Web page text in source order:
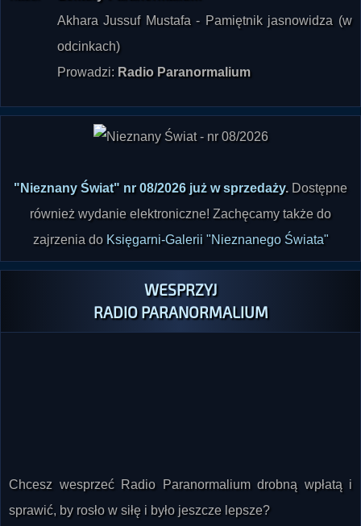
odcinkach)
Prowadzi:Radio Paranormalium
również wydanie elektroniczne! Zachęcamy także do
zajrzenia doKsięgarni-Galerii "Nieznanego Świata"
WESPRZYJ
RADIO PARANORMALIUM
Chcesz wesprzeć Radio Paranormalium drobną wpłatą i
sprawić, by rosło w siłę i było jeszcze lepsze?